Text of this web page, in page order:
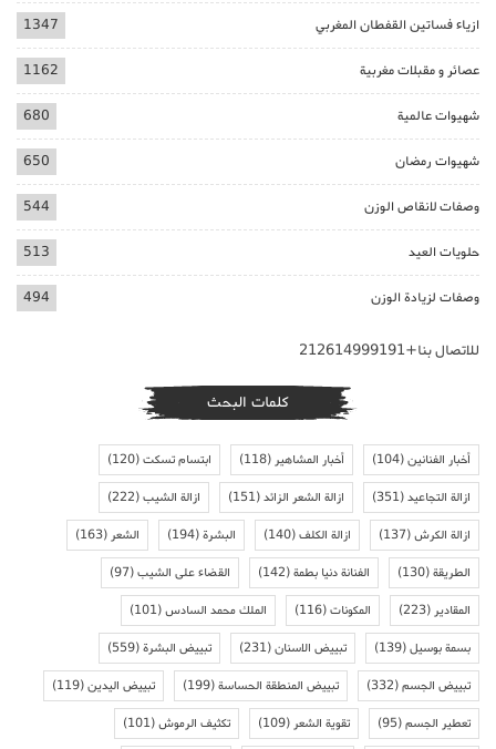
ازياء فساتين القفطان المغربي 1347
عصائر و مقبلات مغربية 1162
شهيوات عالمية 680
شهيوات رمضان 650
وصفات لانقاص الوزن 544
حلويات العيد 513
وصفات لزيادة الوزن 494
للاتصال بنا+212614999191
كلمات البحث
أخبار الفنانين(104) أخبار المشاهير(118) ابتسام تسكت(120)
ازالة التجاعيد(351) ازالة الشعر الزائد(151) ازالة الشيب(222)
ازالة الكرش(137) ازالة الكلف(140) البشرة(194) الشعر(163)
الطريقة(130) الفنانة دنيا بطمة(142) القضاء على الشيب(97)
المقادير(223) المكونات(116) الملك محمد السادس(101)
بسمة بوسيل(139) تبييض الاسنان(231) تبييض البشرة(559)
تبييض الجسم(332) تبييض المنطقة الحساسة(199) تبييض اليدين(119)
تعطير الجسم(95) تقوية الشعر(109) تكثيف الرموش(101)